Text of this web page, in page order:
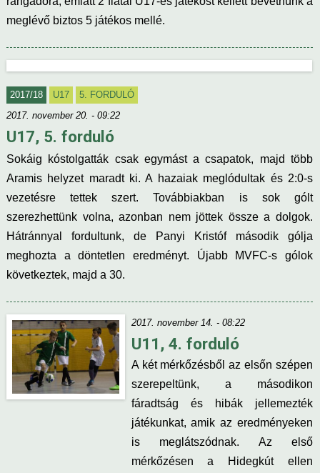
meglévő biztos 5 játékos mellé.
2017/18 U17
5. FORDULÓ
2017. november 20. - 09:22
U17, 5. forduló
Sokáig kóstolgatták csak egymást a csapatok, majd több
Aramis helyzet maradt ki. A hazaiak meglódultak és 2:0-s
vezetésre tettek szert. Továbbiakban is sok gólt
szerezhettünk volna, azonban nem jöttek össze a dolgok.
Hátránnyal fordultunk, de Panyi Kristóf második gólja
meghozta a döntetlen eredményt. Újabb MVFC-s gólok
következtek, majd a 30.
2017. november 14. - 08:22
U11, 4. forduló
A két mérkőzésből az elsőn szépen
szerepeltünk, a másodikon
fáradtság és hibák jellemezték
játékunkat, amik az eredményeken
is meglátszódnak. Az első
mérkőzésen a Hidegkút ellen